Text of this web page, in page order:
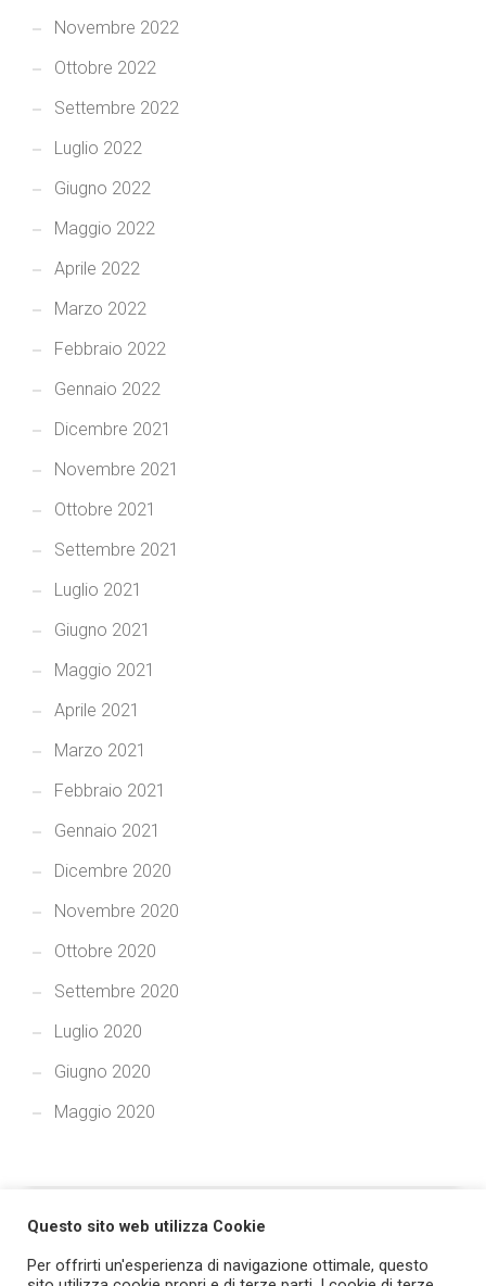
Novembre 2022
Ottobre 2022
Settembre 2022
Luglio 2022
Giugno 2022
Maggio 2022
Aprile 2022
Marzo 2022
Febbraio 2022
Gennaio 2022
Dicembre 2021
Novembre 2021
Ottobre 2021
Settembre 2021
Luglio 2021
Giugno 2021
Maggio 2021
Aprile 2021
Marzo 2021
Febbraio 2021
Gennaio 2021
Dicembre 2020
Novembre 2020
Ottobre 2020
Settembre 2020
Luglio 2020
Giugno 2020
Maggio 2020
Questo sito web utilizza Cookie
Per offrirti un'esperienza di navigazione ottimale, questo